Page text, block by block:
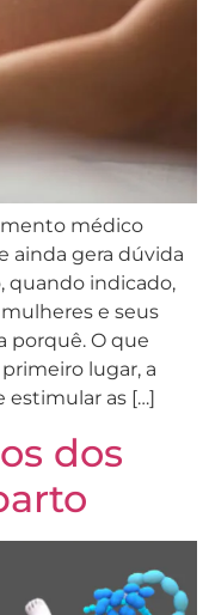
médico
ainda gera dúvida
quando indicado,
e seus
porquê. O que
lugar, a
estimular as […]
dos